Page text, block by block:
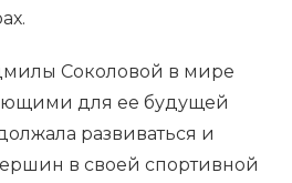
Соколовой в мире
для ее будущей
развиваться и
в своей спортивной